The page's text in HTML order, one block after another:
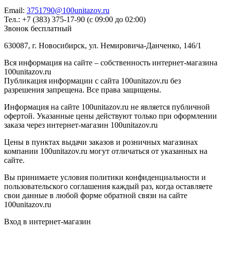
Email: 3751790@100unitazov.ru
Тел.: +7 (383) 375-17-90 (с 09:00 до 02:00)
Звонок бесплатный
630087, г. Новосибирск, ул. Немировича-Данченко, 146/1
Вся информация на сайте – собственность интернет-магазина
100unitazov.ru
Публикация информации с сайта 100unitazov.ru без
разрешения запрещена. Все права защищены.
Информация на сайте 100unitazov.ru не является публичной
офертой. Указанные цены действуют только при оформлении
заказа через интернет-магазин 100unitazov.ru
Цены в пунктах выдачи заказов и розничных магазинах
компании 100unitazov.ru могут отличаться от указанных на
сайте.
Вы принимаете условия политики конфиденциальности и
пользовательского соглашения каждый раз, когда оставляете
свои данные в любой форме обратной связи на сайте
100unitazov.ru
Вход в интернет-магазин